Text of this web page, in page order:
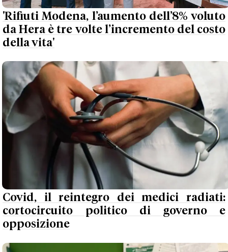
'Rifiuti Modena, l’aumento dell’8% voluto
da Hera è tre volte l’incremento del costo
della vita'
Covid, il reintegro dei medici radiati:
cortocircuito politico di governo e
opposizione